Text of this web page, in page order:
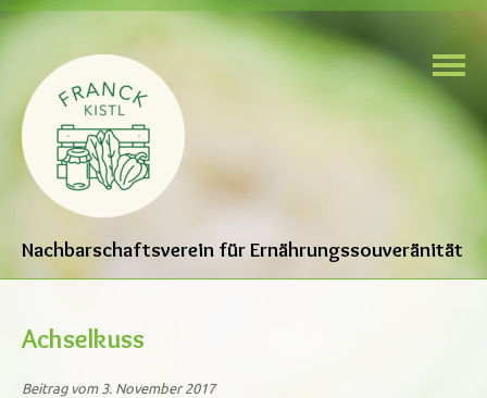
Nachbarschaftsverein für Ernährungssouveränität
Achselkuss
Beitrag vom 3. November 2017